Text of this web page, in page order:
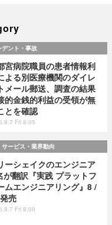
デント・事故
宮病院職員の患者情報利
よる別医療機関のダイレ
メール郵送、調査の結果
的金銭的利益の受領が無
とを確認
Fri 8:05
サービス・業界動向
ーシェイクのエンジニア
が翻訳『実践 プラットフ
ムエンジニアリング』8 /
売
Fri 8:00